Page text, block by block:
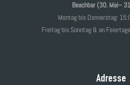
Beachbar (30. Mai–
Montag bis Donnerstag:
Freitag bis Sonntag & an
Adresse